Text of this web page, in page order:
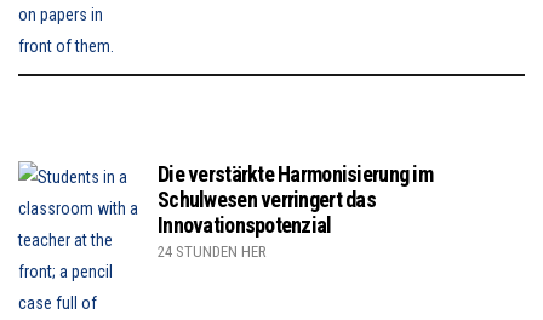
Die verstärkte Harmonisierung im
Schulwesen verringert das
Innovationspotenzial
24 STUNDEN HER